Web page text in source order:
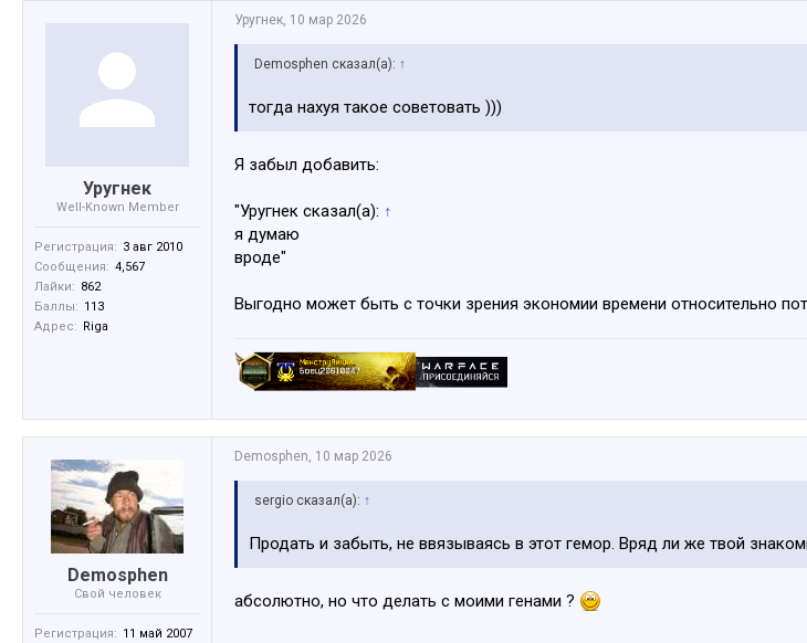
Уругнек
Well-Known Member
Регистрация: 3 авг 2010
Сообщения: 4,567
Лайки: 862
Баллы: 113
Адрес: Riga
Уругнек, 10 мар 2026
Demosphen сказал(а): ↑
тогда нахуя такое советовать )))
Я забыл добавить:
"Уругнек сказал(а): ↑
я думаю
вроде"
Выгодно может быть с точки зрения экономии времени относительно
Demosphen
Свой человек
Регистрация: 11 май 2007
Demosphen, 10 мар 2026
sergio сказал(а): ↑
Продать и забыть, не ввязываясь в этот гемор. Вряд ли же твой
абсолютно, но что делать с моими генами ?